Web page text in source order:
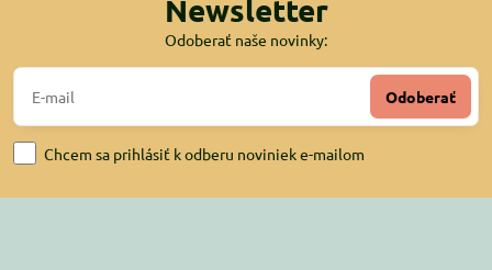
Newsletter
Odoberať naše novinky:
Odoberať
Chcem sa prihlásiť k odberu noviniek e-mailom